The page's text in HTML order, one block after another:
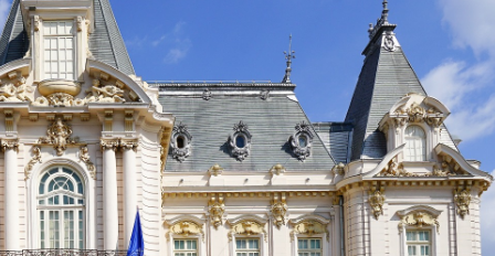
Cula
Brabova